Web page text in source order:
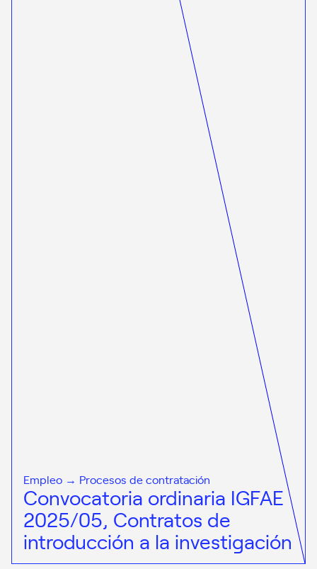
Empleo → Procesos de contratación
Convocatoria ordinaria IGFAE
2025/05, Contratos de
introducción a la investigación